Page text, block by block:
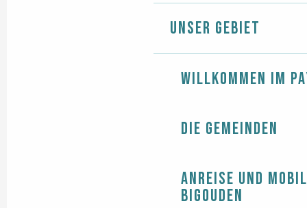
Unser Gebiet
Willkommen im
Die Gemeinden
Anreise und
Bigouden